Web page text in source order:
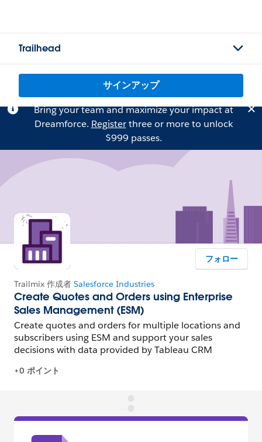
Trailhead
サインアップ
Bring your team and maximize your impact at
Dreamforce. Registerthree or more to unlock
$999 passes.
フォロー